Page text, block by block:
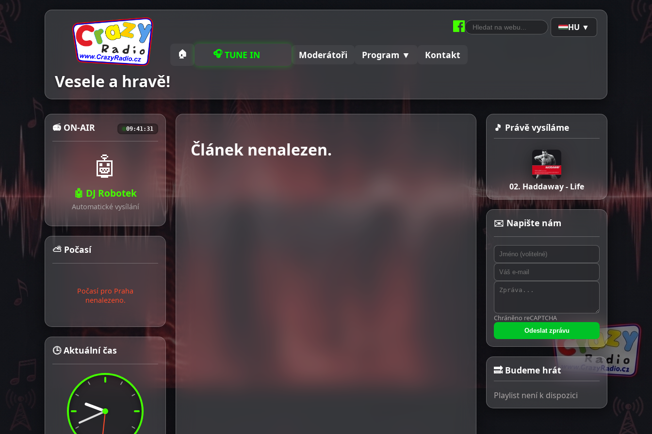
Vesele a hravě!
🏠 🎧 TUNE IN Moderátoři Program ▼ Kontakt
HU ▼
📻 ON-AIR 09:41:33
🤖
🤖 DJ Robotek
Automatické vysílání
⛅ Počasí
Počasí pro Praha
nenalezeno.
🕒 Aktuální čas
Článek nenalezen.
🎵 Právě vysíláme
02. Haddaway - Life
✉️ Napište nám
Chráněno reCAPTCHA
Odeslat zprávu
🔜 Budeme hrát
Playlist není k dispozici